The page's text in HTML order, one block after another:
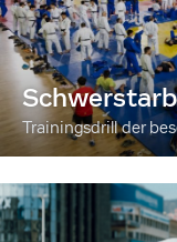
Trainingsdrill der